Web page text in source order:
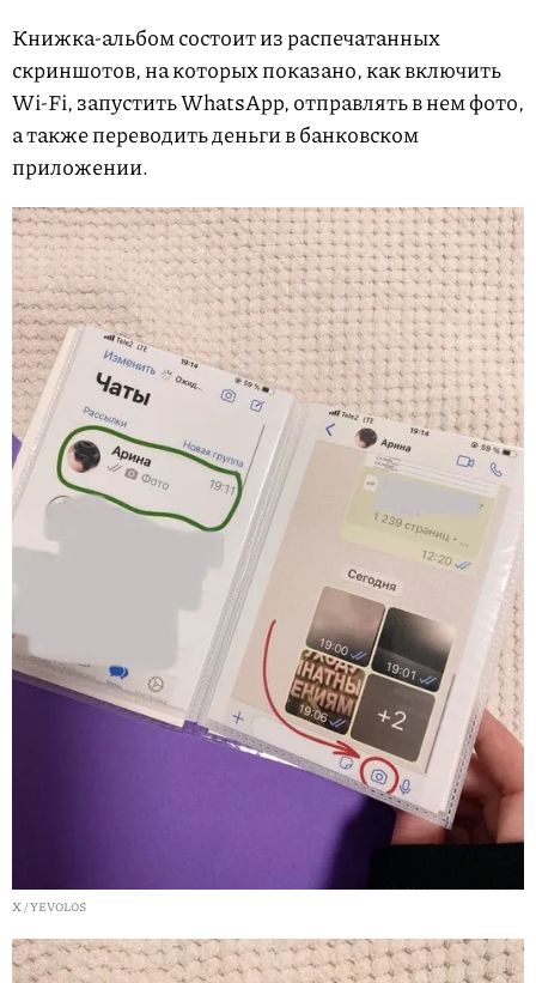
Книжка-альбом состоит из распечатанных
скриншотов, на которых показано, как включить
Wi-Fi, запустить WhatsApp, отправлять в нем фото,
а также переводить деньги в банковском
приложении.
X / YEVOLOS